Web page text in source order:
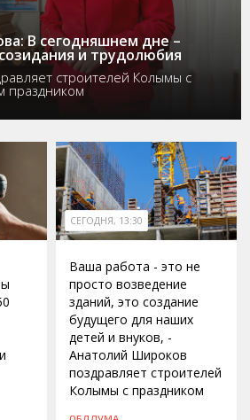
В сегодняшнем дне –
и трудолюбия
строителей Колымы с
праздником
СЕГОДНЯ, 13:30
Ваша работа - это не
просто возведение
зданий, это создание
будущего для наших
детей и внуков, -
Анатолий Широков
поздравляет строителей
Колымы с праздником